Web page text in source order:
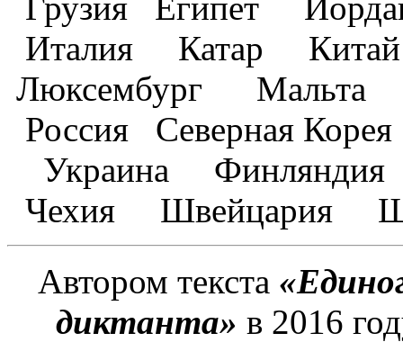
Италия Катар
Люксембург Мальта
Россия Северная
Украина
Чехия Швейцария
Автором текста
диктанта» в 2016